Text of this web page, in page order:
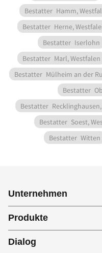
Bestatter Hamm,
Bestatter Herne,
Bestatter Iserlohn
Bestatter Marl, Westfalen
Bestatter Mülheim an der
Bestatter
Bestatter
Bestatter Soest,
Bestatter Witten
Unternehmen
Produkte
Dialog